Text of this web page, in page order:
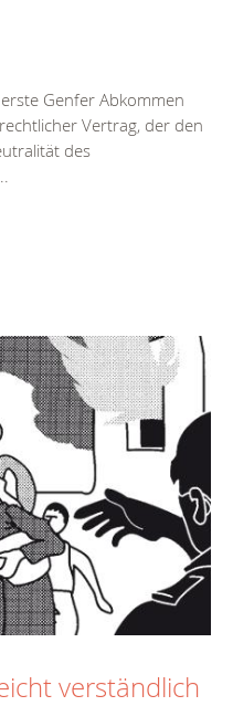
Genfer Abkommen
Vertrag, der den
des
verständlich